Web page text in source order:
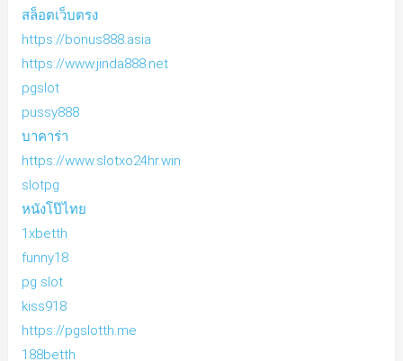
สล็อตเว็บตรง
https://bonus888.asia
https://www.jinda888.net
pgslot
pussy888
บาคาร่า
https://www.slotxo24hr.win
slotpg
หนังโป๊ไทย
1xbetth
funny18
pg slot
kiss918
https://pgslotth.me
188betth